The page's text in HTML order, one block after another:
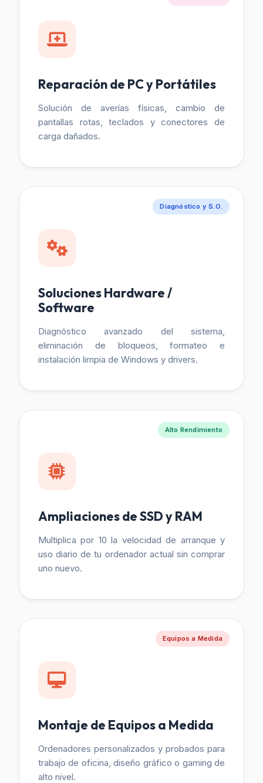
Reparación de PC y Portátiles
Solución de averías físicas, cambio de
pantallas rotas, teclados y conectores de
carga dañados.
Diagnóstico y S.O.
Soluciones Hardware /
Software
Diagnóstico avanzado del sistema,
eliminación de bloqueos, formateo e
instalación limpia de Windows y drivers.
Alto Rendimiento
Ampliaciones de SSD y RAM
Multiplica por 10 la velocidad de arranque y
uso diario de tu ordenador actual sin comprar
uno nuevo.
Equipos a Medida
Montaje de Equipos a Medida
Ordenadores personalizados y probados para
trabajo de oficina, diseño gráfico o gaming de
alto nivel.